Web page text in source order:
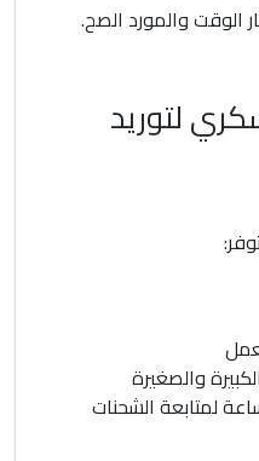
الوقت والمورد الصح.
لتوريد
والصغيرة